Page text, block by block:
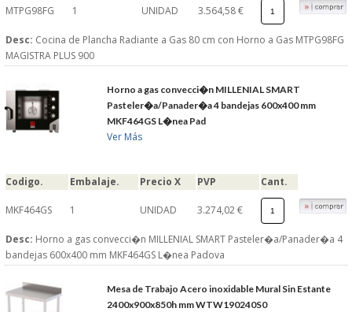
MTPG98FG 1 UNIDAD 3.564,58 €
Desc: Cocina de Plancha Radiante a Gas 80 cm con Horno a Gas MTPG98FG
MAGISTRA PLUS 900
Horno a gas convecci�n MILLENIAL SMART
Pasteler�a/Panader�a 4 bandejas 600x400 mm
MKF464GS L�nea Pad
Ver Más
Codigo. Embalaje. Precio X PVP Cant.
MKF464GS 1 UNIDAD 3.274,02 €
Desc: Horno a gas convecci�n MILLENIAL SMART Pasteler�a/Panader�a 4
bandejas 600x400 mm MKF464GS L�nea Padova
Mesa de Trabajo Acero inoxidable Mural Sin Estante
2400x900x850h mm WTW190240S0